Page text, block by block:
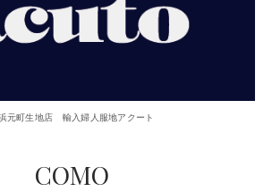
元町生地店 輸入婦人服地アクート
COMO